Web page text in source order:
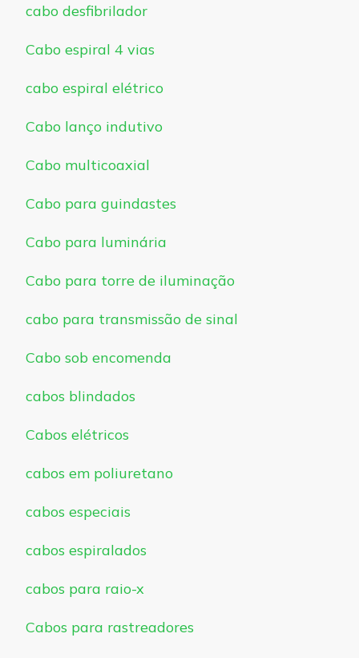
cabo desfibrilador
Cabo espiral 4 vias
cabo espiral elétrico
Cabo lanço indutivo
Cabo multicoaxial
Cabo para guindastes
Cabo para luminária
Cabo para torre de iluminação
cabo para transmissão de sinal
Cabo sob encomenda
cabos blindados
Cabos elétricos
cabos em poliuretano
cabos especiais
cabos espiralados
cabos para raio-x
Cabos para rastreadores